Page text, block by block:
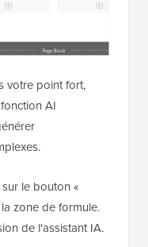
votre point fort,
AI
le bouton «
zone de formule.
de l'assistant IA.